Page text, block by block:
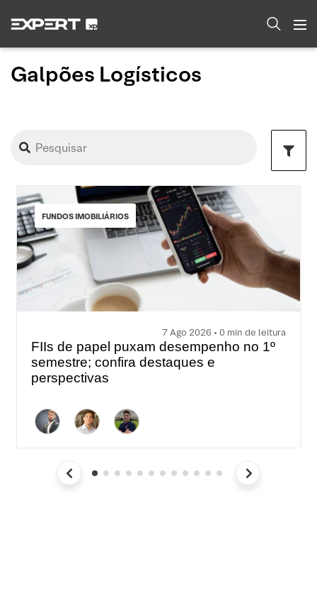
Galpões Logísticos
FUNDOS IMOBILIÁRIOS
7 Ago 2026 • 0 min de leitura
FIIs de papel puxam desempenho no 1º
semestre; confira destaques e
perspectivas